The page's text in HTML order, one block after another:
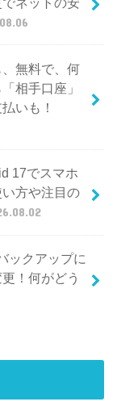
、無料で、何
相手口座」
いも！
17でスマホ
方や注目の
ックアップに
！何がどう